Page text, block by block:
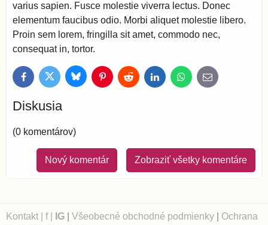
varius sapien. Fusce molestie viverra lectus. Donec
elementum faucibus odio. Morbi aliquet molestie libero.
Proin sem lorem, fringilla sit amet, commodo nec,
consequat in, tortor.
FacebookTwitter BlueskyPinterestReddit LinkedInWhatsApp
E-
mail
Diskusia
(0 komentárov)
Zobraziť všetky komentáre
Nový komentár
Kontakt f| IG Všeobecné obchodné podmienky
Ochrana